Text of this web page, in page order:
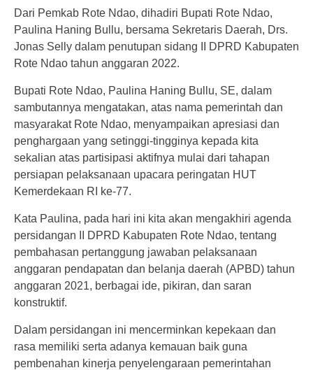
Dari Pemkab Rote Ndao, dihadiri Bupati Rote Ndao,
Paulina Haning Bullu, bersama Sekretaris Daerah, Drs.
Jonas Selly dalam penutupan sidang II DPRD Kabupaten
Rote Ndao tahun anggaran 2022.
Bupati Rote Ndao, Paulina Haning Bullu, SE, dalam
sambutannya mengatakan, atas nama pemerintah dan
masyarakat Rote Ndao, menyampaikan apresiasi dan
penghargaan yang setinggi-tingginya kepada kita
sekalian atas partisipasi aktifnya mulai dari tahapan
persiapan pelaksanaan upacara peringatan HUT
Kemerdekaan RI ke-77.
Kata Paulina, pada hari ini kita akan mengakhiri agenda
persidangan II DPRD Kabupaten Rote Ndao, tentang
pembahasan pertanggung jawaban pelaksanaan
anggaran pendapatan dan belanja daerah (APBD) tahun
anggaran 2021, berbagai ide, pikiran, dan saran
konstruktif.
Dalam persidangan ini mencerminkan kepekaan dan
rasa memiliki serta adanya kemauan baik guna
pembenahan kinerja penyelengaraan pemerintahan